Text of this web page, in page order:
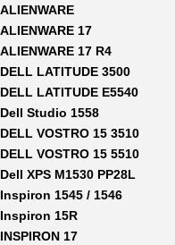
ALIENWARE
ALIENWARE 17
ALIENWARE 17 R4
DELL LATITUDE 3500
DELL LATITUDE E5540
Dell Studio 1558
DELL VOSTRO 15 3510
DELL VOSTRO 15 5510
Dell XPS M1530 PP28L
Inspiron 1545 / 1546
Inspiron 15R
INSPIRON 17